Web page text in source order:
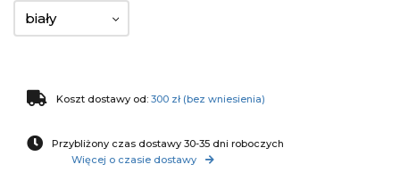
biały
Koszt dostawy od: 300 zł (bez wniesienia)
Przybliżony czas dostawy 30-35 dni roboczych
Więcej o czasie dostawy